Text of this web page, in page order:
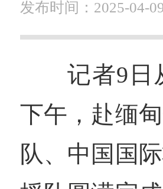
发布时间：2025-04-
记者9日
下午，赴缅
队、中国国